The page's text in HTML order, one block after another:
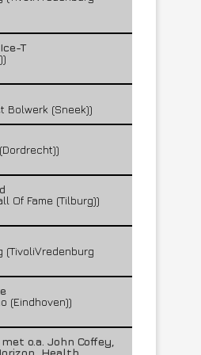
T
Bolwerk (Sneek))
Of Fame (Tilburg))
(TivoliVredenburg
(Eindhoven))
o.a. John Coffey,
Health